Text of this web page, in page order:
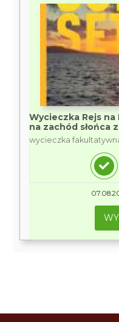
Wycieczka Rejs
na zachód słońca
wycieczka